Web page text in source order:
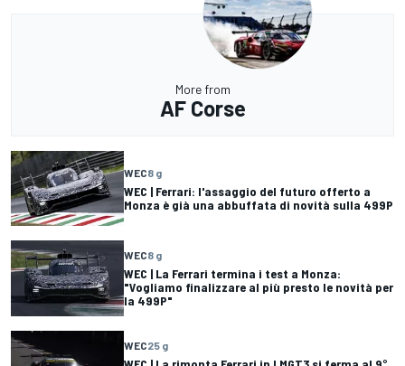
More from
AF Corse
WEC8 g
WEC | Ferrari: l'assaggio del futuro offerto a
Monza è già una abbuffata di novità sulla 499P
WEC8 g
WEC | La Ferrari termina i test a Monza:
"Vogliamo finalizzare al più presto le novità per
la 499P"
WEC25 g